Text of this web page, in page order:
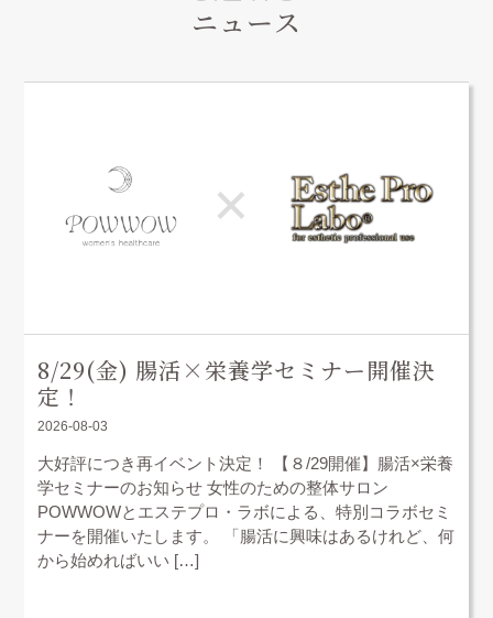
ニュース
8/29(金) 腸活×栄養学セミナー開催決
定！
2026-08-03
大好評につき再イベント決定！ 【８/29開催】腸活×栄養
学セミナーのお知らせ 女性のための整体サロン
POWWOWとエステプロ・ラボによる、特別コラボセミ
ナーを開催いたします。 「腸活に興味はあるけれど、何
から始めればいい […]